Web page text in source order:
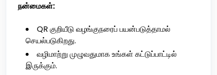
நன்மைகள்:
QR குறியீடு வழங்குநரைப் பயன்படுத்தாமல்
செயல்படுகிறது.
வழிமாற்று முழுவதுமாக உங்கள் கட்டுப்பாட்டில்
இருக்கும்.